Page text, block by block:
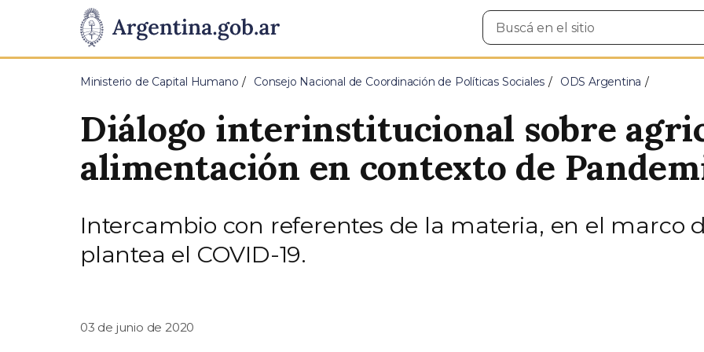
Presidencia
de
Pasar al contenido principal
Buscar
en
Ministerio de Capital Humano Consejo Nacional de Coordinación de Políticas Sociales ODS Argentina
Diálogo interinstitucional sobre
alimentación en contexto de
Intercambio con referentes de la materia, en el marco
plantea el COVID-19.
03 de junio de 2020